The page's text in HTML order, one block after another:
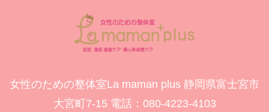
女性のための整体室La maman plus 静岡県富士宮市
大宮町7-15 電話：‪080-4223-4103‬